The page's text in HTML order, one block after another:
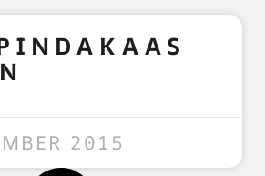
2015